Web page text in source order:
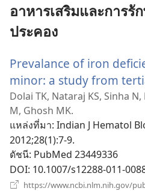
อาหารเสริมและการ
ประคอง
Prevalance of iron
minor: a study from
Dolai TK, Nataraj KS, Sinha
M, Ghosh MK.
แหล่งที่มา‎: Indian J Hematol
2012;28(1):7-9.
ดัชนี‎: PubMed 23449336
DOI‎: 10.1007/s12288-011-
https://www.ncbi.nlm.nih.gov/